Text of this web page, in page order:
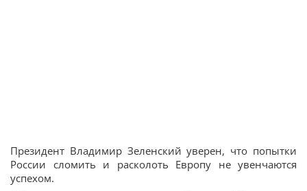
Президент Владимир Зеленский уверен, что попытки
России сломить и расколоть Европу не увенчаются
успехом.